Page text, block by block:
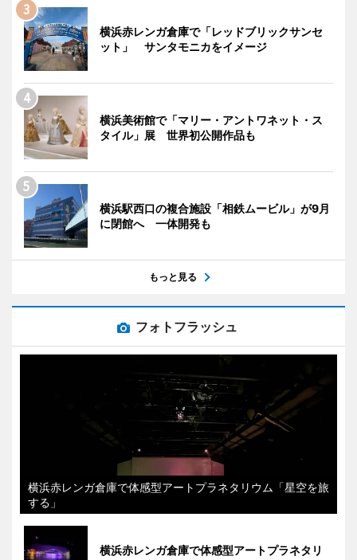
横浜赤レンガ倉庫で「レッドブリックサンセ
ット」 サンタモニカをイメージ
横浜美術館で「マリー・アントワネット・ス
タイル」展 世界初公開作品も
横浜駅西口の複合施設「相鉄ムービル」が9月
に閉館へ 一体開発も
もっと見る
フォトフラッシュ
横浜赤レンガ倉庫で体感型アートプラネタリウム「星空を旅
する」
横浜赤レンガ倉庫で体感型アートプラネタリ